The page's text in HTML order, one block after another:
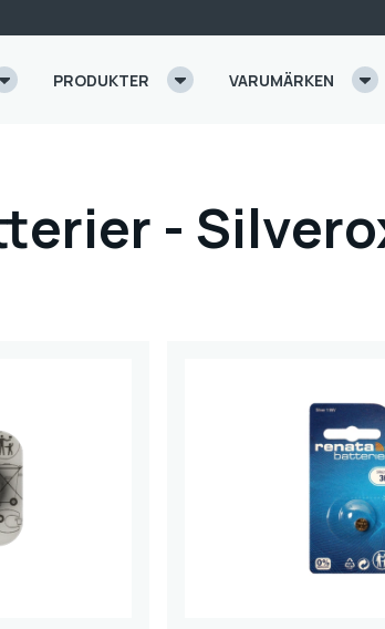
PRODUKTER VARUMÄRKEN
-